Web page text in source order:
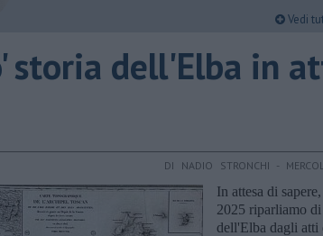
Vedi
storia dell'Elba in
DI NADIO STRONCHI -
In attesa di
2025 riparliamo di
dell'Elba dagli